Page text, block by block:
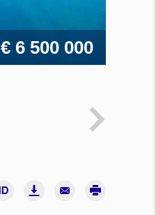
€ 6 500 000